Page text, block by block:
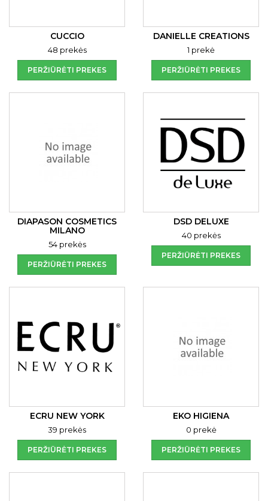
CUCCIO
48 prekės
PERŽIŪRĖTI PREKES
DANIELLE CREATIONS
1 prekė
PERŽIŪRĖTI PREKES
DIAPASON COSMETICS
MILANO
54 prekės
PERŽIŪRĖTI PREKES
DSD DELUXE
40 prekės
PERŽIŪRĖTI PREKES
ECRU NEW YORK
39 prekės
PERŽIŪRĖTI PREKES
EKO HIGIENA
0 prekė
PERŽIŪRĖTI PREKES